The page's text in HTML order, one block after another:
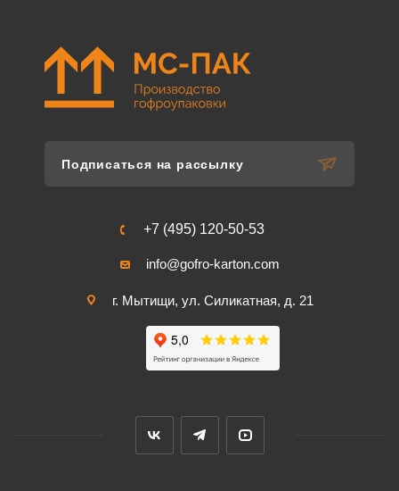
Подписаться на рассылку
+7 (495) 120-50-53
info@gofro-karton.com
г. Мытищи, ул. Силикатная, д. 21